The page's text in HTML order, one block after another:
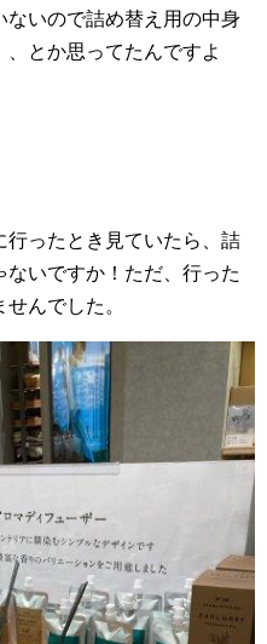
ないので詰め替え用の中身
とか思ってたんですよ
行ったとき見ていたら、詰
いですか！ただ、行った
んでした。